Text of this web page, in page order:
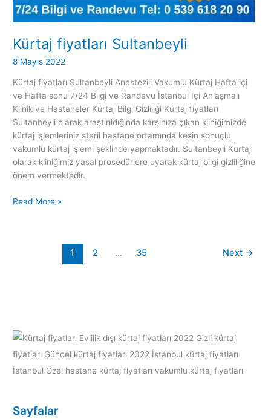
Kürtaj fiyatları Sultanbeyli
8 Mayıs 2022
Kürtaj fiyatları Sultanbeyli Anestezili Vakumlu Kürtaj Hafta içi
ve Hafta sonu 7/24 Bilgi ve Randevu İstanbul İçi Anlaşmalı
Klinik ve Hastaneler Kürtaj Bilgi Gizliliği Kürtaj fiyatları
Sultanbeyli olarak araştırıldığında karşınıza çıkan kliniğimizde
kürtaj işlemleriniz steril hastane ortamında kesin sonuçlu
vakumlu kürtaj işlemi şeklinde yapmaktadır. Sultanbeyli Kürtaj
olarak kliniğimiz yasal prosedürlere uyarak kürtaj bilgi gizliliğine
önem vermektedir.
Read More »
1 2 … 35 Next →
Sayfalar